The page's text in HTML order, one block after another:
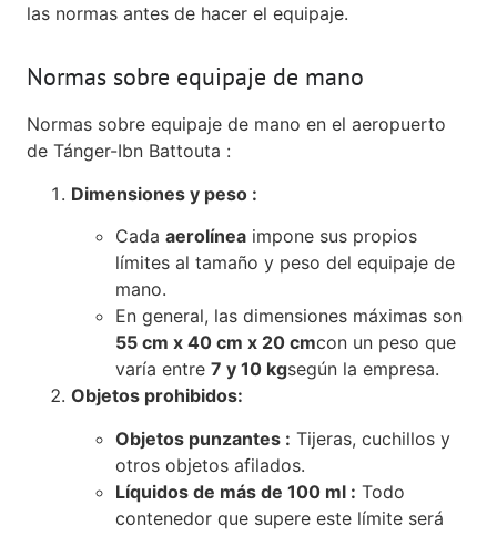
las normas antes de hacer el equipaje.
Normas sobre equipaje de mano
Normas sobre equipaje de mano en el aeropuerto
de Tánger-Ibn Battouta :
Dimensiones y peso :
Cada aerolínea impone sus propios
límites al tamaño y peso del equipaje de
mano.
En general, las dimensiones máximas son
55 cm x 40 cm x 20 cmcon un peso que
varía entre 7 y 10 kgsegún la empresa.
Objetos prohibidos:
Objetos punzantes : Tijeras, cuchillos y
otros objetos afilados.
Líquidos de más de 100 ml : Todo
contenedor que supere este límite será